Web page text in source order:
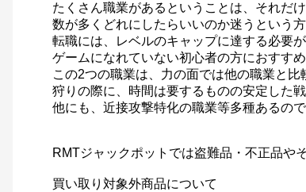
たくさん職業があるということは、それだ
数が多くどれにしたらいいのか迷うという
転職には、レベルのキャップに達する必要
ゲームになれていない初心者の方におすす
この2つの職業は、力の面では他の職業と
狩りの際に、時間は要するものの安定した
他にも、近接攻撃特化の職業等多種あるの
RMTジャックポットでは盗難品・不正品や
買い取り対象外商品について